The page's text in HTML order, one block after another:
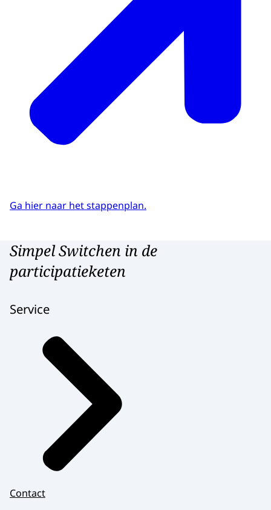
Ga hier naar het stappenplan.
Simpel Switchen in de
participatieketen
Service
Contact